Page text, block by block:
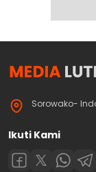
Sorowako-
Ikuti Kami